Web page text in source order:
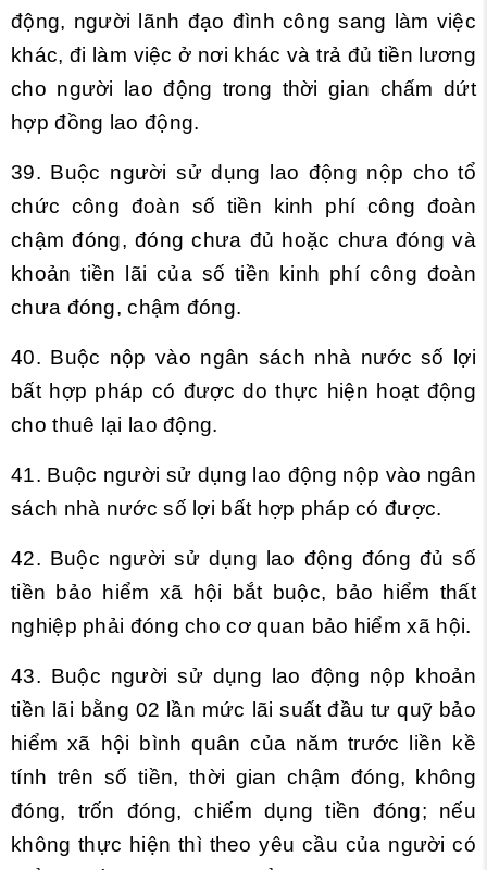
động, người lãnh đạo đình công sang làm việc
khác, đi làm việc ở nơi khác và trả đủ tiền lương
cho người lao động trong thời gian chấm dứt
hợp đồng lao động.
39. Buộc người sử dụng lao động nộp cho tổ
chức công đoàn số tiền kinh phí công đoàn
chậm đóng, đóng chưa đủ hoặc chưa đóng và
khoản tiền lãi của số tiền kinh phí công đoàn
chưa đóng, chậm đóng.
40. Buộc nộp vào ngân sách nhà nước số lợi
bất hợp pháp có được do thực hiện hoạt động
cho thuê lại lao động.
41. Buộc người sử dụng lao động nộp vào ngân
sách nhà nước số lợi bất hợp pháp có được.
42. Buộc người sử dụng lao động đóng đủ số
tiền bảo hiểm xã hội bắt buộc, bảo hiểm thất
nghiệp phải đóng cho cơ quan bảo hiểm xã hội.
43. Buộc người sử dụng lao động nộp khoản
tiền lãi bằng 02 lần mức lãi suất đầu tư quỹ bảo
hiểm xã hội bình quân của năm trước liền kề
tính trên số tiền, thời gian chậm đóng, không
đóng, trốn đóng, chiếm dụng tiền đóng; nếu
không thực hiện thì theo yêu cầu của người có